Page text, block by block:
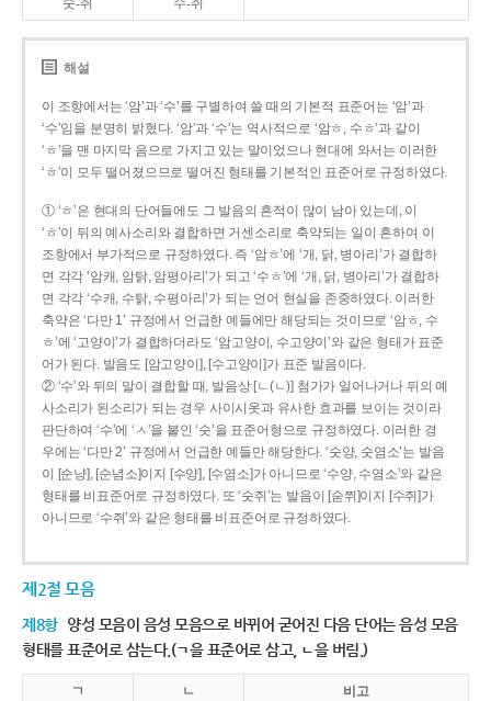
숫-쥐 수-쥐
해설
이 조항에서는 ‘암’과 ‘수’를 구별하여 쓸 때의 기본적 표준어는 ‘암’과
‘수’임을 분명히 밝혔다. ‘암’과 ‘수’는 역사적으로 ‘암ㅎ, 수ㅎ’과 같이
‘ㅎ’을 맨 마지막 음으로 가지고 있는 말이었으나 현대에 와서는 이러한
‘ㅎ’이 모두 떨어졌으므로 떨어진 형태를 기본적인 표준어로 규정하였다.
① ‘ㅎ’은 현대의 단어들에도 그 발음의 흔적이 많이 남아 있는데, 이
‘ㅎ’이 뒤의 예사소리와 결합하면 거센소리로 축약되는 일이 흔하여 이
조항에서 부가적으로 규정하였다. 즉 ‘암ㅎ’에 ‘개, 닭, 병아리’가 결합하
면 각각 ‘암캐, 암탉, 암평아리’가 되고 ‘수ㅎ’에 ‘개, 닭, 병아리’가 결합하
면 각각 ‘수캐, 수탉, 수평아리’가 되는 언어 현실을 존중하였다. 이러한
축약은 ‘다만 1’ 규정에서 언급한 예들에만 해당되는 것이므로 ‘암ㅎ, 수
ㅎ’에 ‘고양이’가 결합하더라도 ‘암고양이, 수고양이’와 같은 형태가 표준
어가 된다. 발음도 [암고양이], [수고양이]가 표준 발음이다.
② ‘수’와 뒤의 말이 결합할 때, 발음상 [ㄴ(ㄴ)] 첨가가 일어나거나 뒤의 예
사소리가 된소리가 되는 경우 사이시옷과 유사한 효과를 보이는 것이라
판단하여 ‘수’에 ‘ㅅ’을 붙인 ‘숫’을 표준어형으로 규정하였다. 이러한 경
우에는 ‘다만 2’ 규정에서 언급한 예들만 해당한다. ‘숫양, 숫염소’는 발음
이 [순냥], [순념소]이지 [수양], [수염소]가 아니므로 ‘수양, 수염소’와 같은
형태를 비표준어로 규정하였다. 또 ‘숫쥐’는 발음이 [숟쮜]이지 [수쥐]가
아니므로 ‘수쥐’와 같은 형태를 비표준어로 규정하였다.
제2절 모음
제8항 양성 모음이 음성 모음으로 바뀌어 굳어진 다음 단어는 음성 모음
형태를 표준어로 삼는다.(ㄱ을 표준어로 삼고, ㄴ을 버림.)
ㄱ ㄴ 비고